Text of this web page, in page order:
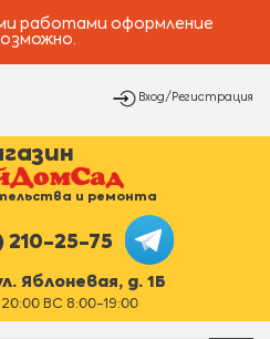
работами оформление
Вход/Регистрация
и ремонта
210-25-75
Яблоневая, д. 1Б
ВС 8:00-19:00